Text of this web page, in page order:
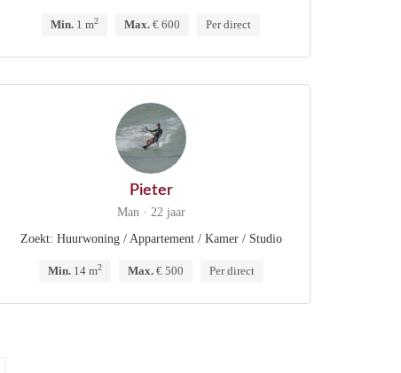
Min. 1 m2 Max. € 600 Per direct
Pieter
Man · 22 jaar
Zoekt: Huurwoning / Appartement / Kamer / Studio
Min.14 m2 Max.€ 500 Per direct